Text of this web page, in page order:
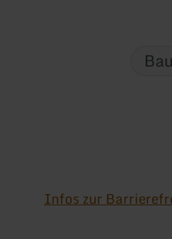
Infos zur